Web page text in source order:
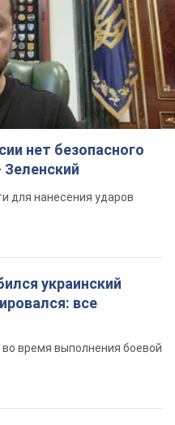
нет безопасного
Зеленский
для нанесения ударов
украинский
все
время выполнения боевой